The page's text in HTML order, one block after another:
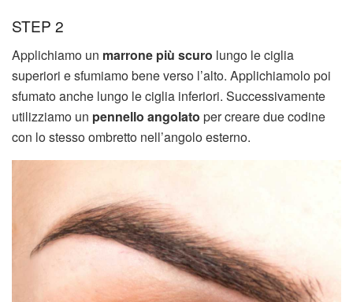
STEP 2
Applichiamo un marrone più scuro lungo le ciglia
superiori e sfumiamo bene verso l’alto. Applichiamolo poi
sfumato anche lungo le ciglia inferiori. Successivamente
utilizziamo un pennello angolato per creare due codine
con lo stesso ombretto nell’angolo esterno.